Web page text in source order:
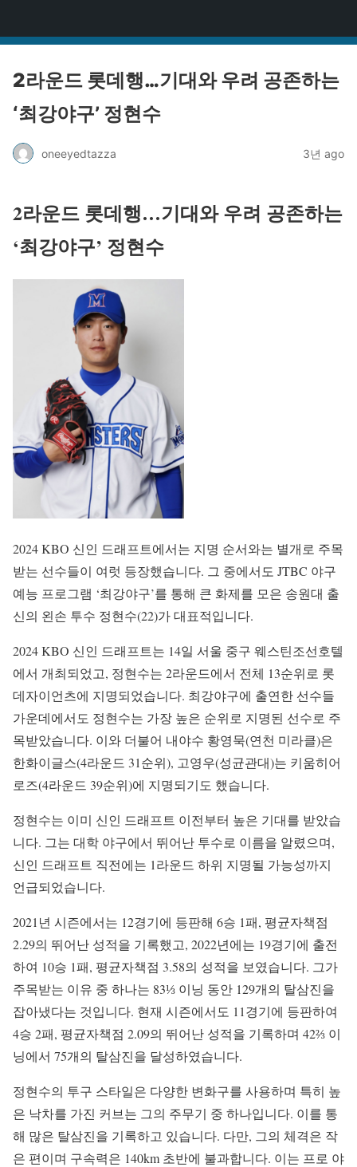
2라운드 롯데행…기대와 우려 공존하는
‘최강야구’ 정현수
oneeyedtazza 3년 ago
2라운드 롯데행…기대와 우려 공존하는
‘최강야구’ 정현수
2024 KBO 신인 드래프트에서는 지명 순서와는 별개로 주목
받는 선수들이 여럿 등장했습니다. 그 중에서도 JTBC 야구
예능 프로그램 ‘최강야구’를 통해 큰 화제를 모은 송원대 출
신의 왼손 투수 정현수(22)가 대표적입니다.
2024 KBO 신인 드래프트는 14일 서울 중구 웨스틴조선호텔
에서 개최되었고, 정현수는 2라운드에서 전체 13순위로 롯
데자이언츠에 지명되었습니다. 최강야구에 출연한 선수들
가운데에서도 정현수는 가장 높은 순위로 지명된 선수로 주
목받았습니다. 이와 더불어 내야수 황영묵(연천 미라클)은
한화이글스(4라운드 31순위), 고영우(성균관대)는 키움히어
로즈(4라운드 39순위)에 지명되기도 했습니다.
정현수는 이미 신인 드래프트 이전부터 높은 기대를 받았습
니다. 그는 대학 야구에서 뛰어난 투수로 이름을 알렸으며,
신인 드래프트 직전에는 1라운드 하위 지명될 가능성까지
언급되었습니다.
2021년 시즌에서는 12경기에 등판해 6승 1패, 평균자책점
2.29의 뛰어난 성적을 기록했고, 2022년에는 19경기에 출전
하여 10승 1패, 평균자책점 3.58의 성적을 보였습니다. 그가
주목받는 이유 중 하나는 83⅓ 이닝 동안 129개의 탈삼진을
잡아냈다는 것입니다. 현재 시즌에서도 11경기에 등판하여
4승 2패, 평균자책점 2.09의 뛰어난 성적을 기록하며 42⅔ 이
닝에서 75개의 탈삼진을 달성하였습니다.
정현수의 투구 스타일은 다양한 변화구를 사용하며 특히 높
은 낙차를 가진 커브는 그의 주무기 중 하나입니다. 이를 통
해 많은 탈삼진을 기록하고 있습니다. 다만, 그의 체격은 작
은 편이며 구속력은 140km 초반에 불과합니다. 이는 프로 야